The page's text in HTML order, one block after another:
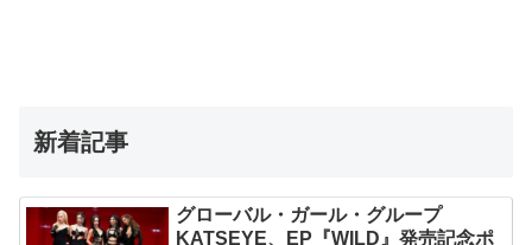
新着記事
グローバル・ガール・グループ
KATSEYE、EP『WILD』発売記念ポ